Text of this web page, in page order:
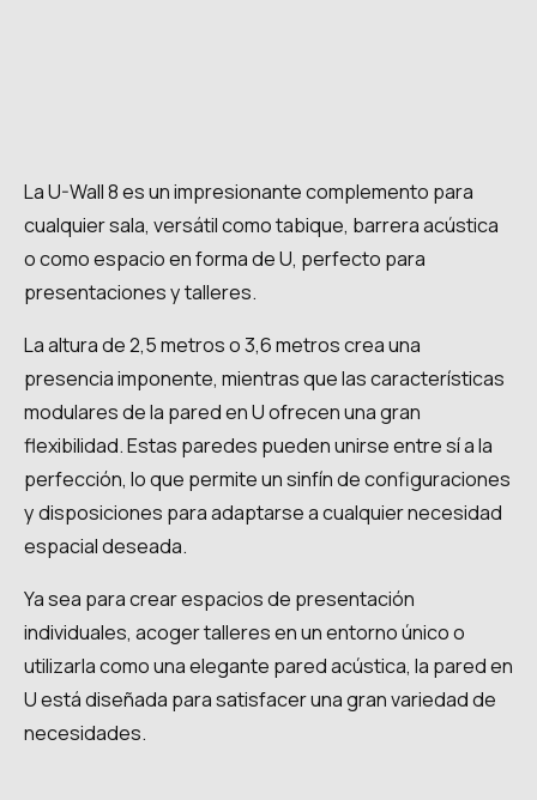
La U-Wall 8 es un impresionante complemento para
cualquier sala, versátil como tabique, barrera acústica
o como espacio en forma de U, perfecto para
presentaciones y talleres.
La altura de 2,5 metros o 3,6 metros crea una
presencia imponente, mientras que las características
modulares de la pared en U ofrecen una gran
flexibilidad. Estas paredes pueden unirse entre sí a la
perfección, lo que permite un sinfín de configuraciones
y disposiciones para adaptarse a cualquier necesidad
espacial deseada.
Ya sea para crear espacios de presentación
individuales, acoger talleres en un entorno único o
utilizarla como una elegante pared acústica, la pared en
U está diseñada para satisfacer una gran variedad de
necesidades.